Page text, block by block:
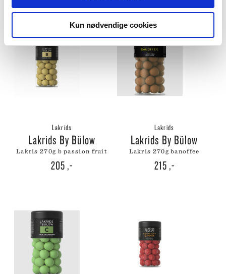
Kun nødvendige cookies
135,-
Lakrids
Lakrids By Bülow
lakris 270g b passion fruit
205 ,-
Lakrids
Lakrids By Bülow
lakris 270g banoffee
215 ,-